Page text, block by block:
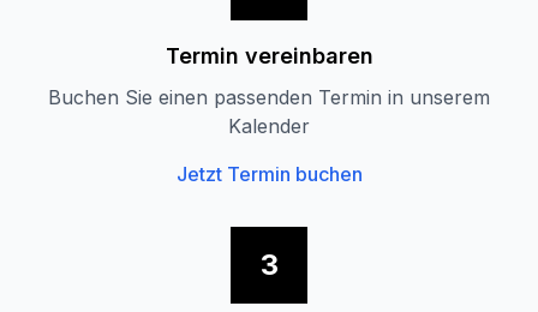
Termin vereinbaren
Buchen Sie einen passenden Termin in unserem
Kalender
Jetzt Termin buchen
3